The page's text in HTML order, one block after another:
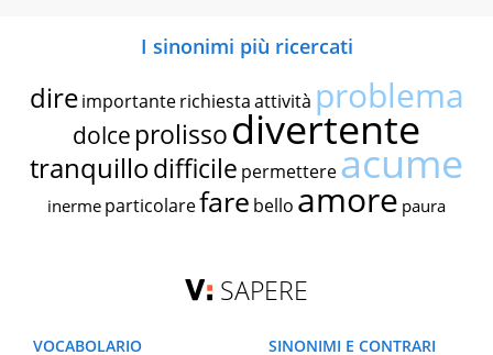
I sinonimi più ricercati
dire importante richiestaattività problema
dolce prolissodivertente
tranquillodifficile permettereacume
inerme particolarefare bello amore paura
SAPERE
VOCABOLARIO
SINONIMI E CONTRARI